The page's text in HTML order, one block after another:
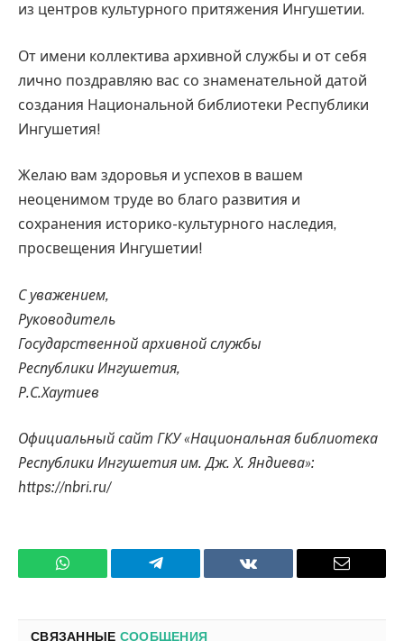
из центров культурного притяжения Ингушетии.
От имени коллектива архивной службы и от себя
лично поздравляю вас со знаменательной датой
создания Национальной библиотеки Республики
Ингушетия!
Желаю вам здоровья и успехов в вашем
неоценимом труде во благо развития и
сохранения историко-культурного наследия,
просвещения Ингушетии!
С уважением,
Руководитель
Государственной архивной службы
Республики Ингушетия,
Р.С.Хаутиев
Официальный сайт ГКУ «Национальная библиотека
Республики Ингушетия им. Дж. Х. Яндиева»:
https://nbri.ru/
WhatsApp Телеграмм ВКонтакте
СВЯЗАННЫЕ СООБЩЕНИЯ